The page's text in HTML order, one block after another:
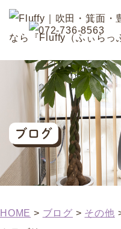
ブログ
HOME > ブログ > その他